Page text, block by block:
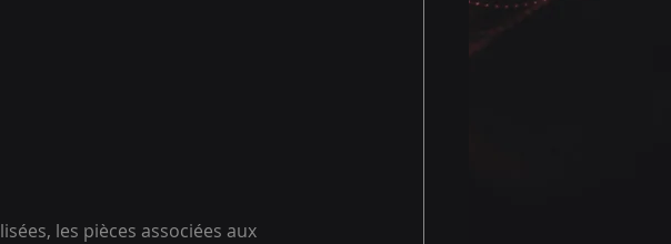
les pièces associées aux